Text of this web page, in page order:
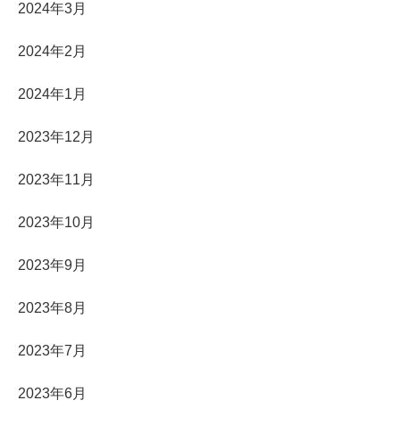
2024年3月
2024年2月
2024年1月
2023年12月
2023年11月
2023年10月
2023年9月
2023年8月
2023年7月
2023年6月